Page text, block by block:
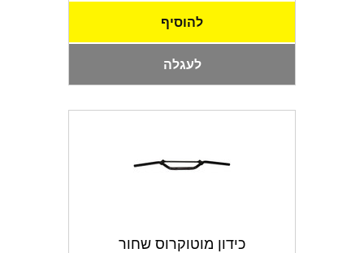
להוסיף
לעגלה
כידון מוטוקרוס שחור